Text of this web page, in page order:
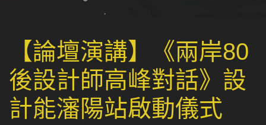
【論壇演講】《兩岸80
後設計師高峰對話》設
計能瀋陽站啟動儀式